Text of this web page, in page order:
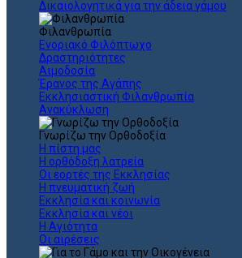
Δικαιολογητικά για την άδεια γάμου
Φιλανθρωπία
Ενοριακό Φιλόπτωχο
Δραστηριότητες
Αιμοδοσία
Έρανος της Αγάπης
Εκκλησιαστική Φιλανθρωπία
Ανακύκλωση
Γνωρίζω την Ορθοδοξία
Η πίστη μας
Η ορθόδοξη λατρεία
Οι εορτές της Εκκλησίας
Η πνευματική ζωή
Εκκλησία και κοινωνία
Εκκλησία και νέοι
Η Αγιότητα
Οι αιρέσεις